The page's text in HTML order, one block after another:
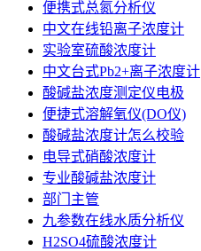
便携式总氮分析仪
中文在线铅离子浓度计
实验室硫酸浓度计
中文台式Pb2+离子浓度计
酸碱盐浓度测定仪电极
便捷式溶解氧仪(DO仪)
酸碱盐浓度计怎么校验
电导式硝酸浓度计
专业酸碱盐浓度计
部门主管
九参数在线水质分析仪
H2SO4硫酸浓度计